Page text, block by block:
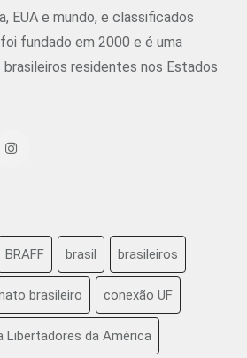
EUA e mundo, e classificados
fundado em 2000 e é uma
residentes nos Estados
BRAFF brasil brasileiros
brasileiro conexão UF
Libertadores da América